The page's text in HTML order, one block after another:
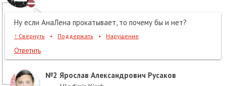
Ну если АнаЛена прокатывает, то почему бы и нет?
↑ Свернуть • Поддержать • Нарушение
Ответить
№2 Ярослав Александрович Русаков